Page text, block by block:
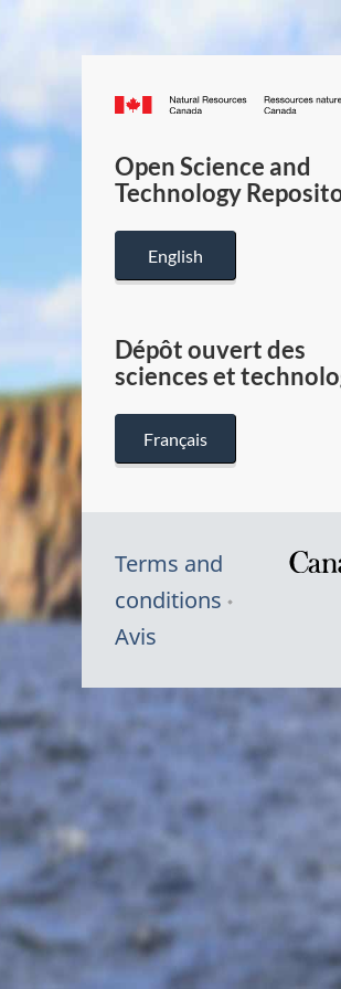
Canada.ca
Open Science and
Technology
English
Dépôt ouvert des
sciences et
Français
Terms and
conditions
Avis